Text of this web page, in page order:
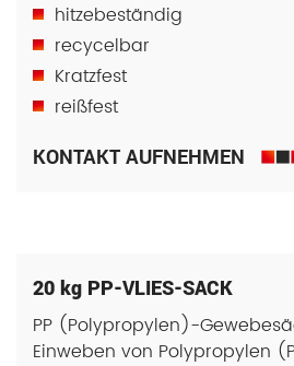
hitzebeständig
recycelbar
Kratzfest
reißfest
KONTAKT AUFNEHMEN
20 kg PP-VLIES-SACK
PP (Polypropylen)-
Einweben von Polypropylen